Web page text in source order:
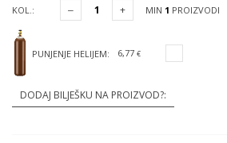
KOL.: MIN 1 PROIZVODI
PUNJENJE HELIJEM: 6,77 €
DODAJ BILJEŠKU NA PROIZVOD?: